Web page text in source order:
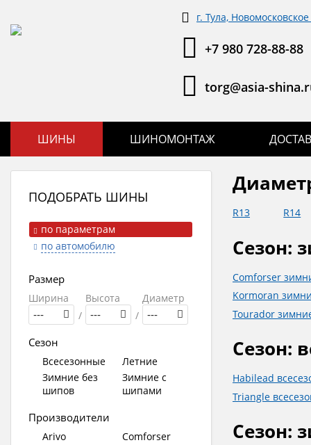
г. Тула,
+7 980 728-88-88
torg@asia-
ШИНЫ ШИНОМОНТАЖ
ПОДОБРАТЬ ШИНЫ
по параметрам
по автомобилю
Размер
Ширина
--- /
Высота
--- /
Диаметр
---
Сезон
Всесезонные
Летние
Зимние без
шипов
Зимние с
шипами
Производители
Arivo
Comforser
R13 R14
Сезон:
Comforser
Kormoran
Tourador
Сезон:
Habilead
Triangle
Сезон: